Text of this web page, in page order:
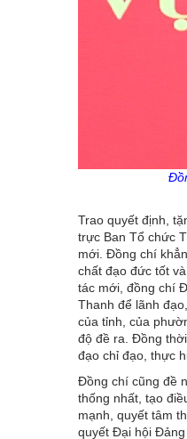
Trao quyết định,
trực Ban Tổ chức
mới. Đồng chí
chất đạo đức tốt
tác mới, đồng chí
Thanh để lãnh
của tỉnh, của
độ đề ra. Đồng
đạo chỉ đạo, thực
Đồng chí cũng đề
thống nhất, tạo
mạnh, quyết tâm
quyết Đại hội Đảng